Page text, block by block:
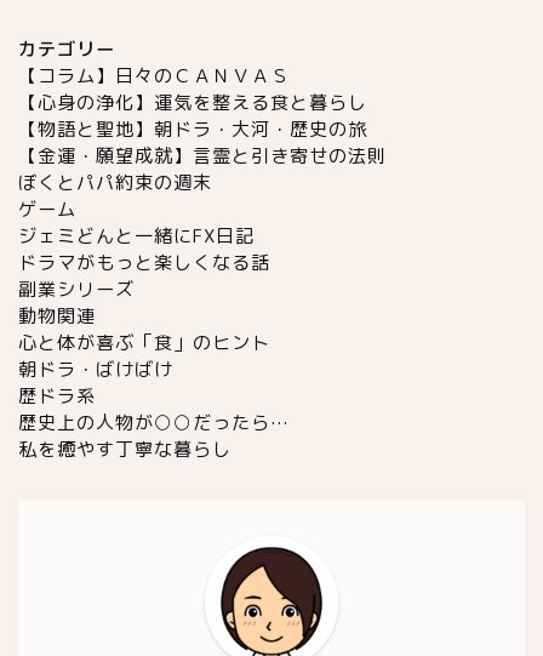
カテゴリー
【コラム】日々のＣＡＮＶＡＳ
【心身の浄化】運気を整える食と暮らし
【物語と聖地】朝ドラ・大河・歴史の旅
【金運・願望成就】言霊と引き寄せの法則
ぼくとパパ約束の週末
ゲーム
ジェミどんと一緒にFX日記
ドラマがもっと楽しくなる話
副業シリーズ
動物関連
心と体が喜ぶ「食」のヒント
朝ドラ・ばけばけ
歴ドラ系
歴史上の人物が○○だったら…
私を癒やす丁寧な暮らし